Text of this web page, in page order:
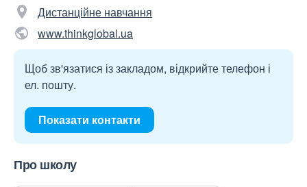
Дистанційне навчання
www.thinkglobal.ua
Щоб зв'язатися із закладом, відкрийте телефон і
ел. пошту.
Показати контакти
Про школу